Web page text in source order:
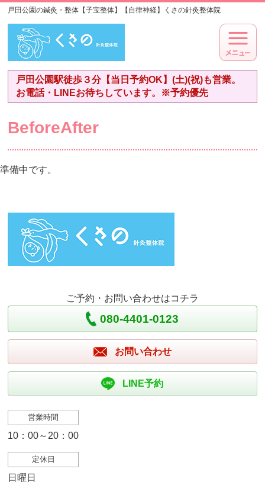
戸田公園の鍼灸・整体【子宝整体】【自律神経】くさの針灸整体院
戸田公園駅徒歩３分【当日予約OK】(土)(祝)も営業。
お電話・LINEお待ちしています。※予約優先
BeforeAfter
準備中です。
ご予約・お問い合わせはコチラ
080-4401-0123
お問い合わせ
LINE予約
営業時間
10：00～20：00
定休日
日曜日